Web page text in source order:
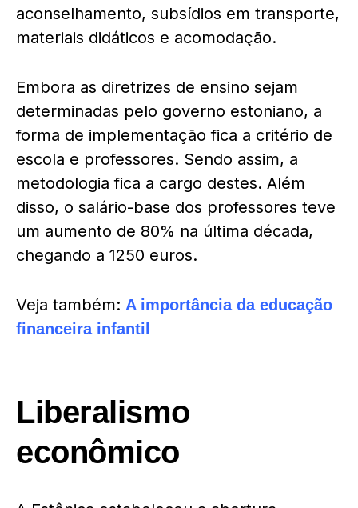
aconselhamento, subsídios em transporte,
materiais didáticos e acomodação.
Embora as diretrizes de ensino sejam
determinadas pelo governo estoniano, a
forma de implementação fica a critério de
escola e professores. Sendo assim, a
metodologia fica a cargo destes. Além
disso, o salário-base dos professores teve
um aumento de 80% na última década,
chegando a 1250 euros.
Veja também: A importância da educação
financeira infantil
Liberalismo
econômico